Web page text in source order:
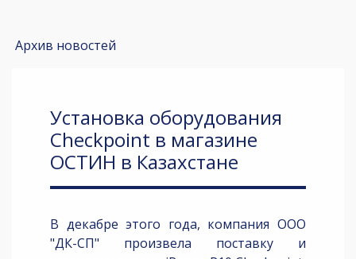
Архив новостей
Установка оборудования
Checkpoint в магазине
ОСТИН в Казахстане
В декабре этого года, компания ООО
"ДК-СП" произвела поставку и